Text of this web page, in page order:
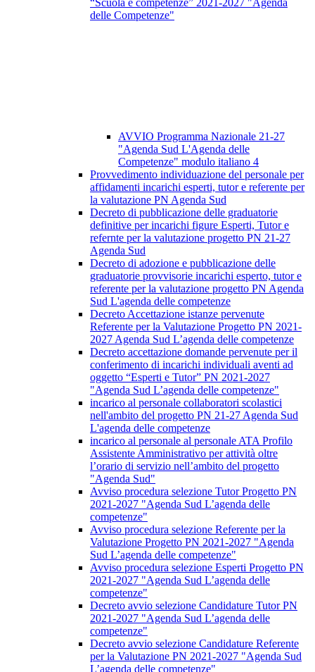
“Scuola e competenze” 2021-2027 "Agenda
delle Competenze"
AVVIO Programma Nazionale 21-27
"Agenda Sud L'Agenda delle
Competenze" modulo italiano 4
Provvedimento individuazione del personale per
affidamenti incarichi esperti, tutor e referente per
la valutazione PN Agenda Sud
Decreto di pubblicazione delle graduatorie
definitive per incarichi figure Esperti, Tutor e
refernte per la valutazione progetto PN 21-27
Agenda Sud
Decreto di adozione e pubblicazione delle
graduatorie provvisorie incarichi esperto, tutor e
referente per la valutazione progetto PN Agenda
Sud L'agenda delle competenze
Decreto Accettazione istanze pervenute
Referente per la Valutazione Progetto PN 2021-
2027 Agenda Sud L’agenda delle competenze
Decreto accettazione domande pervenute per il
conferimento di incarichi individuali aventi ad
oggetto “Esperti e Tutor” PN 2021-2027
"Agenda Sud L’agenda delle competenze"
incarico al personale collaboratori scolastici
nell'ambito del progetto PN 21-27 Agenda Sud
L'agenda delle competenze
incarico al personale al personale ATA Profilo
Assistente Amministrativo per attività oltre
l’orario di servizio nell’ambito del progetto
"Agenda Sud"
Avviso procedura selezione Tutor Progetto PN
2021-2027 "Agenda Sud L’agenda delle
competenze"
Avviso procedura selezione Referente per la
Valutazione Progetto PN 2021-2027 "Agenda
Sud L’agenda delle competenze"
Avviso procedura selezione Esperti Progetto PN
2021-2027 "Agenda Sud L’agenda delle
competenze"
Decreto avvio selezione Candidature Tutor PN
2021-2027 "Agenda Sud L’agenda delle
competenze"
Decreto avvio selezione Candidature Referente
per la Valutazione PN 2021-2027 "Agenda Sud
L’agenda delle competenze"